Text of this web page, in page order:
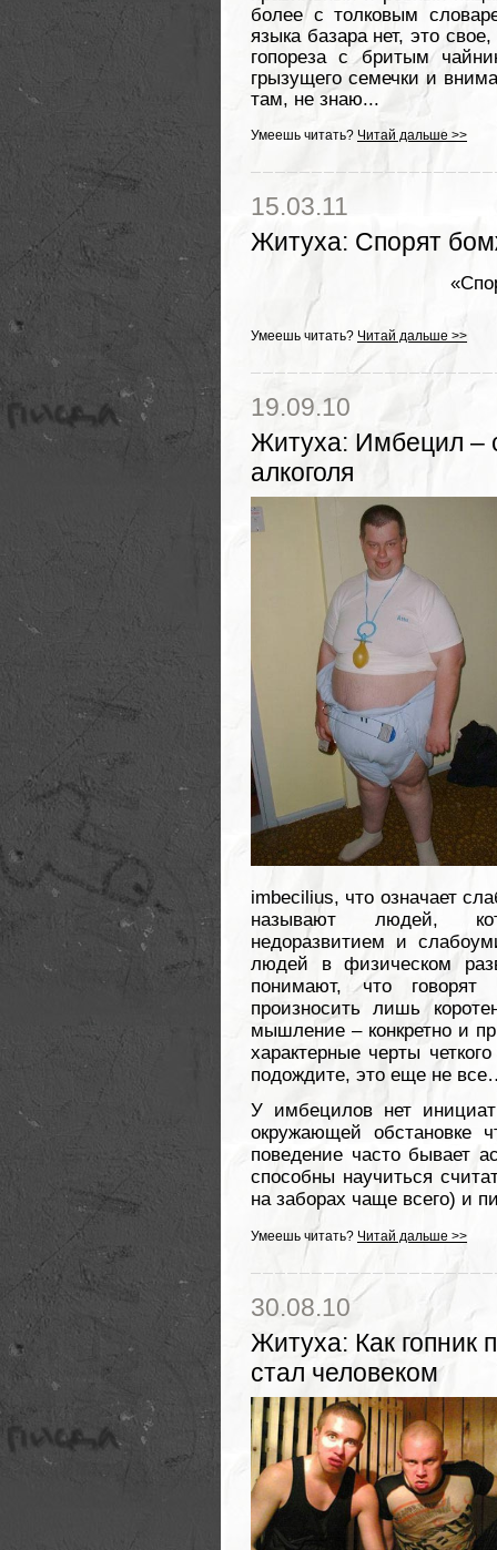
более с толковым
языка базара нет, это
гопореза с бритым
грызущего семечки и
там, не знаю...
Умеешь читать? Читай дальше >>
15.03.11
Житуха: Спорят
Умеешь читать? Читай дальше >>
19.09.10
Житуха: Имбецил –
алкоголя
imbecilius, что означает
называют людей,
недоразвитием и
людей в физическом
понимают, что
произносить лишь
мышление – конкретно и
характерные черты
подождите, это еще не
У имбецилов нет
окружающей обстановке
поведение часто бывает
способны научиться
на заборах чаще всего) и
Умеешь читать? Читай дальше >>
30.08.10
Житуха: Как гопник
стал человеком